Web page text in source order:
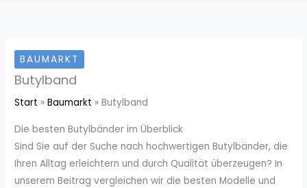
BAUMARKT
Butylband
Start Baumarkt Butylband
Die besten Butylbänder im Überblick
Sind Sie auf der Suche nach hochwertigen Butylbänder, die
Ihren Alltag erleichtern und durch Qualität überzeugen? In
unserem Beitrag vergleichen wir die besten Modelle und